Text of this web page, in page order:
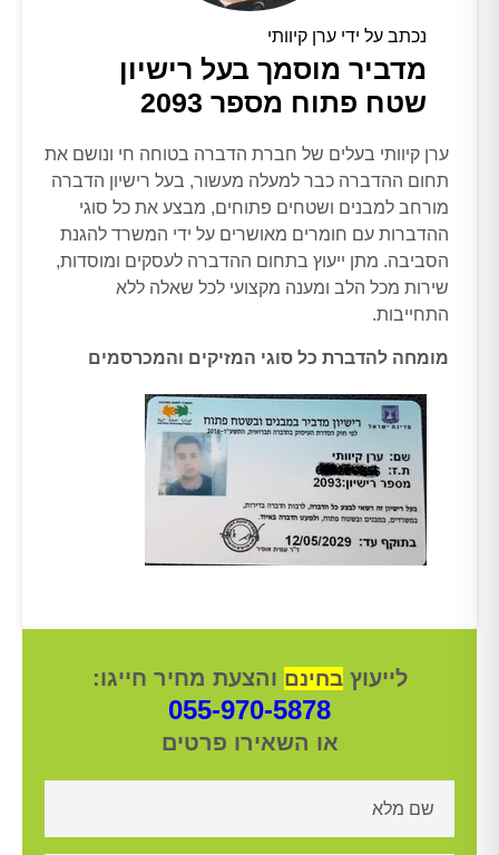
נכתב על ידי ערן קיוותי
מדביר מוסמך בעל רישיון
שטח פתוח מספר 2093
ערן קיוותי בעלים של חברת הדברה בטוחה חי ונושם את
תחום ההדברה כבר למעלה מעשור, בעל רישיון הדברה
מורחב למבנים ושטחים פתוחים, מבצע את כל סוגי
ההדברות עם חומרים מאושרים על ידי המשרד להגנת
הסביבה. מתן ייעוץ בתחום ההדברה לעסקים ומוסדות,
שירות מכל הלב ומענה מקצועי לכל שאלה ללא
התחייבות.
מומחה להדברת כל סוגי המזיקים והמכרסמים
לייעוץבחינם והצעת מחיר חייגו:
055-970-5878
או השאירו פרטים